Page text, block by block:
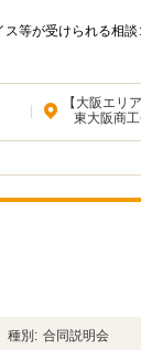
等が受けられる相
【大阪エリア
東大阪商
種別: 合同説明会